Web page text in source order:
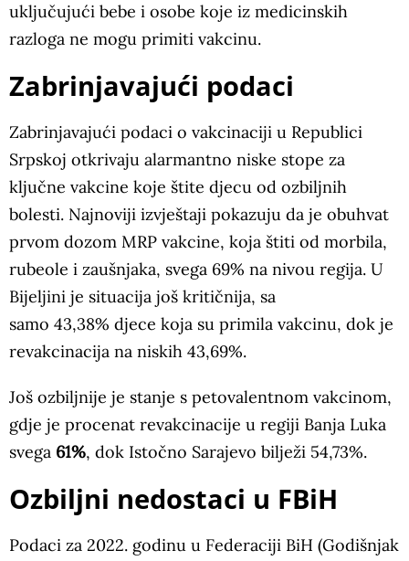
uključujući bebe i osobe koje iz medicinskih
razloga ne mogu primiti vakcinu.
Zabrinjavajući podaci
Zabrinjavajući podaci o vakcinaciji u Republici
Srpskoj otkrivaju alarmantno niske stope za
ključne vakcine koje štite djecu od ozbiljnih
bolesti. Najnoviji izvještaji pokazuju da je obuhvat
prvom dozom MRP vakcine, koja štiti od morbila,
rubeole i zaušnjaka, svega 69% na nivou regija. U
Bijeljini je situacija još kritičnija, sa
samo 43,38% djece koja su primila vakcinu, dok je
revakcinacija na niskih 43,69%.
Još ozbiljnije je stanje s petovalentnom vakcinom,
gdje je procenat revakcinacije u regiji Banja Luka
svega 61%, dok Istočno Sarajevo bilježi 54,73%.
Ozbiljni nedostaci u FBiH
Podaci za 2022. godinu u Federaciji BiH (Godišnjak